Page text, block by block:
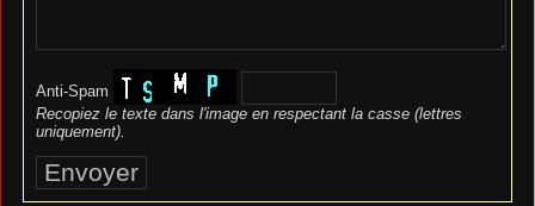
Anti-Spam
Recopiez le texte dans l'image en respectant la casse (lettres
uniquement).